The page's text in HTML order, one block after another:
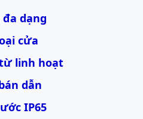
dạng
cửa
linh hoạt
dẫn
IP65